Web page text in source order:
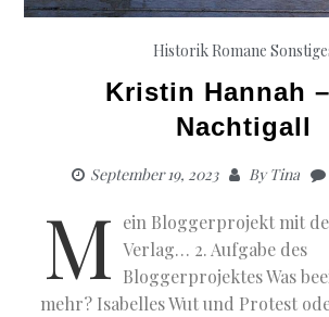
Historik Romane
Kristin Hannah
Nachtigall
September 19, 2023 ByTina
M ein Bloggerprojekt mit
Verlag… 2. Aufgabe des
Bloggerprojektes Was
mehr? Isabelles Wut und Protest